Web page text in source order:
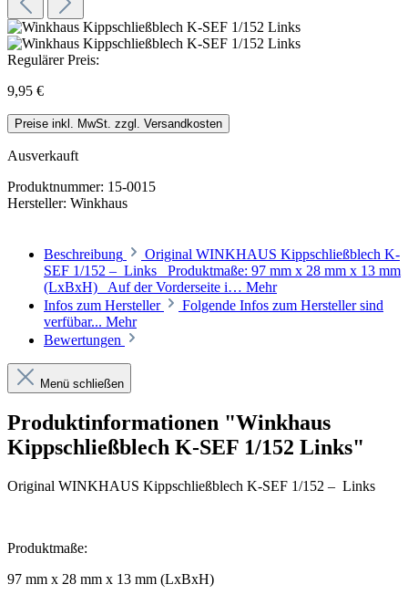
Regulärer Preis:
9,95 €
Preise inkl. MwSt. zzgl. Versandkosten
Ausverkauft
Produktnummer: 15-0015
Hersteller: Winkhaus
Beschreibung
Original WINKHAUS Kippschließblech K-
SEF 1/152 – Links Produktmaße: 97 mm x 28 mm x 13 mm
(LxBxH) Auf der Vorderseite i… Mehr
Infos zum Hersteller
Folgende Infos zum Hersteller sind
verfübar... Mehr
Bewertungen
Menü schließen
Produktinformationen "Winkhaus
Kippschließblech K-SEF 1/152 Links"
Original WINKHAUS Kippschließblech K-SEF 1/152 – Links
Produktmaße:
97 mm x 28 mm x 13 mm (LxBxH)